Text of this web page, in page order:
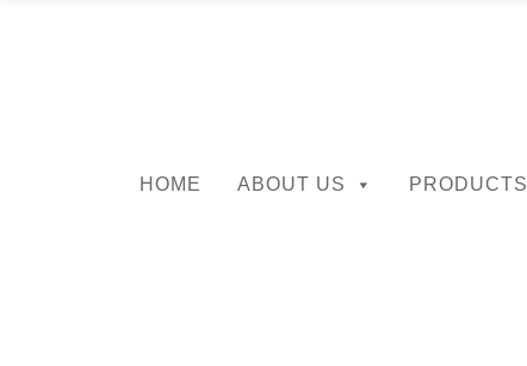
HOME ABOUT US PRODUCTS